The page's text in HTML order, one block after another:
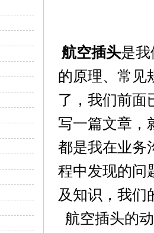
航空插头是
的原理、常见
了，我们前面
写一篇文章，
都是我在业务
程中发现的问
及知识，我们
航空插头的